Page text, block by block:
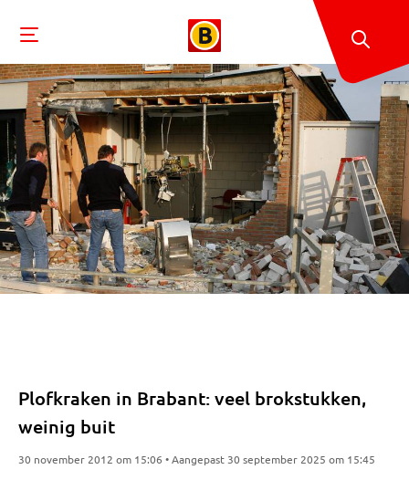
Plofkraken in Brabant: veel brokstukken,
weinig buit
30 november 2012 om 15:06 • Aangepast 30 september 2025 om 15:45